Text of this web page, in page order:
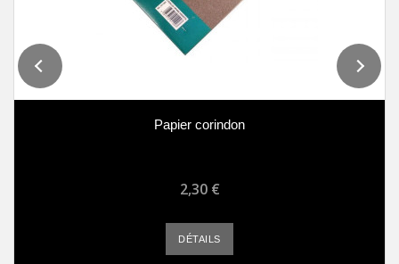
Papier corindon
2,30 €
DÉTAILS